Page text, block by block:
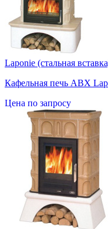
Laponie (стальная
Кафельная печь ABX
Цена по запросу